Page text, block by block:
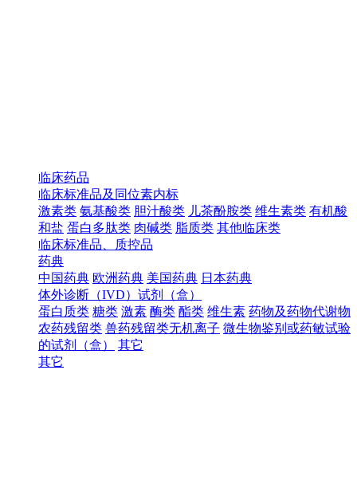
临床药品
临床标准品及同位素内标
激素类 氨基酸类 胆汁酸类 儿茶酚胺类 维生素类 有机酸
和盐 蛋白多肽类 肉碱类 脂质类 其他临床类
临床标准品、质控品
药典
中国药典 欧洲药典 美国药典 日本药典
体外诊断（IVD）试剂（盒）
蛋白质类 糖类 激素 酶类 酯类 维生素 药物及药物代谢物
农药残留类 兽药残留类无机离子 微生物鉴别或药敏试验
的试剂（盒）
其它
其它